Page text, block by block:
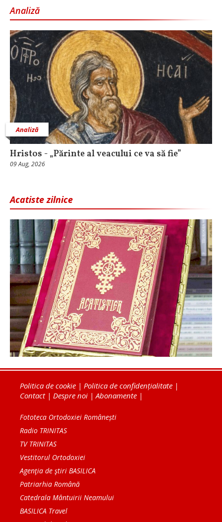
Analiză
Analiză
Hristos - „Părinte al veacului ce va să fie”
09 Aug, 2026
Acatiste zilnice
Politica de cookie | Politica de confidențialitate |
Contact| Despre noi |Abonamente |
Fototeca Ortodoxiei Românești
Radio TRINITAS
TV TRINITAS
Vestitorul Ortodoxiei
Agenţia de ştiri BASILICA
Patriarhia Română
Catedrala Mântuirii Neamului
BASILICA Travel